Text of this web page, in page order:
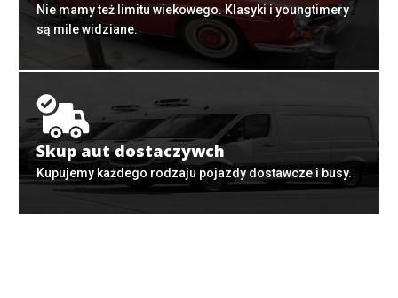
Nie mamy też limitu wiekowego. Klasyki i youngtimery
są mile widziane.
Skup aut dostaczywch
Kupujemy każdego rodzaju pojazdy dostawcze i busy.